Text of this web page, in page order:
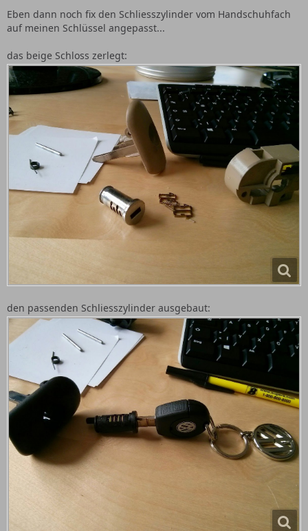
Eben dann noch fix den Schliesszylinder vom Handschuhfach
auf meinen Schlüssel angepasst...
das beige Schloss zerlegt:
den passenden Schliesszylinder ausgebaut: